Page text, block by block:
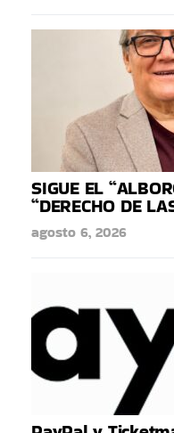
SIGUE EL
“DERECHO DE
agosto 6, 2026